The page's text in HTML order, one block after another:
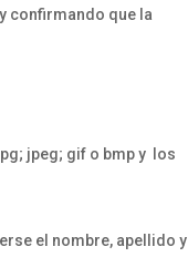
confirmando que la
jpeg; gif o bmp y los
el nombre, apellido y